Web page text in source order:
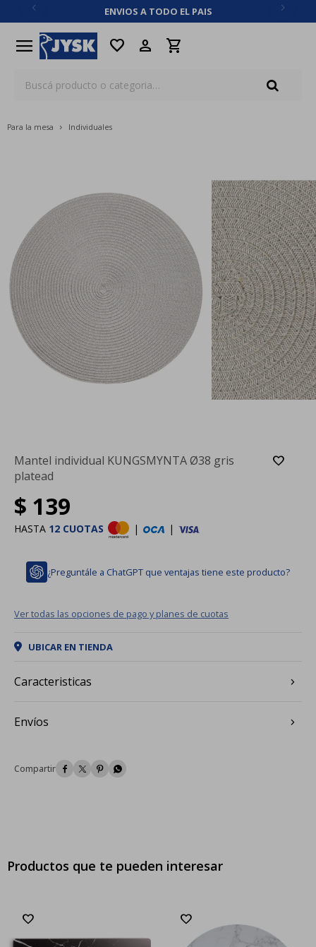
ENVIOS A TODO EL PAIS
menu favorite
Para la mesa Individuales
Mantel individual KUNGSMYNTA Ø38 gris
platead
$ 139
HASTA 12 CUOTAS | |
¿Preguntále a ChatGPT que ventajas tiene este producto?
Ver todas las opciones de pago y planes de cuotas
UBICAR EN TIENDA
Caracteristicas
Envíos
   
Productos que te pueden interesar
close